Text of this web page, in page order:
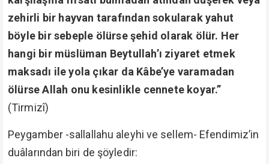
zehirli bir hayvan tarafından sokularak yahut
böyle bir sebeple ölürse şehid olarak ölür. Her
hangi bir müslüman Beytullah’ı ziyaret etmek
maksadı ile yola çıkar da Kâbe’ye varamadan
ölürse Allah onu kesinlikle cennete koyar.”
(Tirmizî)
Peygamber -sallallahu aleyhi ve sellem- Efendimiz’in
duâlarından biri de şöyledir: